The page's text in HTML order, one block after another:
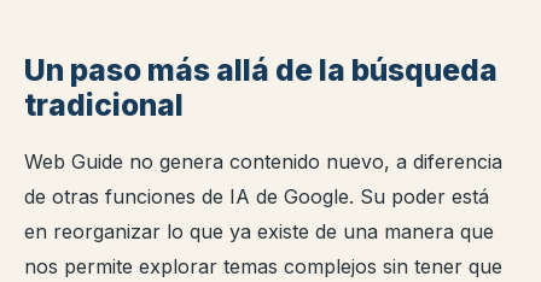
Un paso más allá de la búsqueda
tradicional
Web Guide no genera contenido nuevo, a diferencia
de otras funciones de IA de Google. Su poder está
en reorganizar lo que ya existe de una manera que
nos permite explorar temas complejos sin tener que